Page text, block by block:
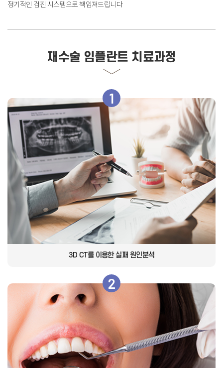
정기적인 검진 시스템으로 책임져드립니다
재수술 임플란트 치료과정
1
3D CT를 이용한 실패 원인분석
2